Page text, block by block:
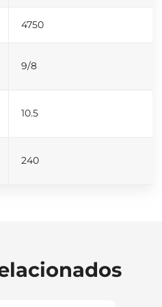
4750
9/8
10.5
240